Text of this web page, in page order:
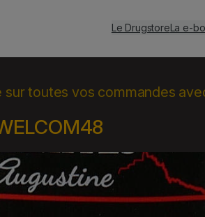
Le DrugstoreLa e-
sur toutes vos commandes